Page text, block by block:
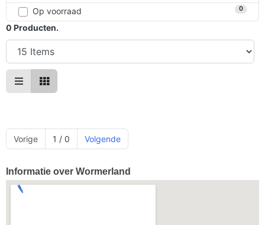
Op voorraad
0
0 Producten.
Vorige 1 / 0 Volgende
Informatie over Wormerland